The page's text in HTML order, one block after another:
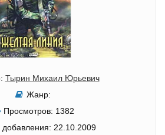
Тырин Михаил Юрьевич
Жанр:
Просмотров: 1382
добавления: 22.10.2009